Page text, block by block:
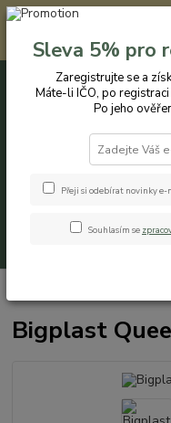
Registrovaným zákazníkům
IČO, po registraci nám jej
získáte slevu
+420 774 544 973
Bigplast
Sleva 5% pro
Zaregistrujte se a
Máte-li IČO, po
Po jeho
Přeji si odebírat novinky
Souhlasím se